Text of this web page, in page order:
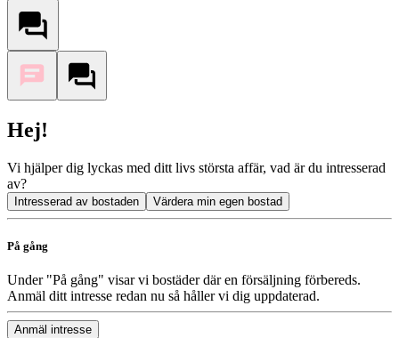
Hej!
Vi hjälper dig lyckas med ditt livs största affär, vad är du intresserad
av?
Intresserad av bostaden Värdera min egen bostad
På gång
Under "På gång" visar vi bostäder där en försäljning förbereds.
Anmäl ditt intresse redan nu så håller vi dig uppdaterad.
Anmäl intresse